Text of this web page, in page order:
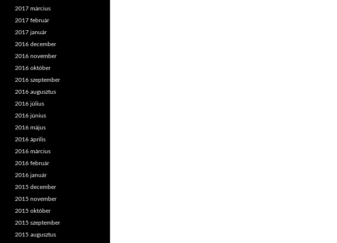
2017 március
2017 február
2017 január
2016 december
2016 november
2016 október
2016 szeptember
2016 augusztus
2016 július
2016 június
2016 május
2016 április
2016 március
2016 február
2016 január
2015 december
2015 november
2015 október
2015 szeptember
2015 augusztus